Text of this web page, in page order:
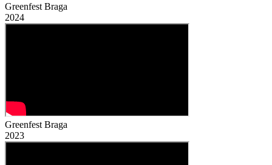
Greenfest Braga
2024
Greenfest Braga
2023